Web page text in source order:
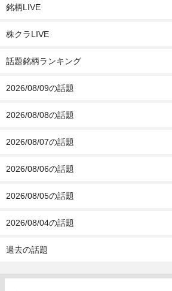
銘柄LIVE
株クラLIVE
話題銘柄ランキング
2026/08/09の話題
2026/08/08の話題
2026/08/07の話題
2026/08/06の話題
2026/08/05の話題
2026/08/04の話題
過去の話題